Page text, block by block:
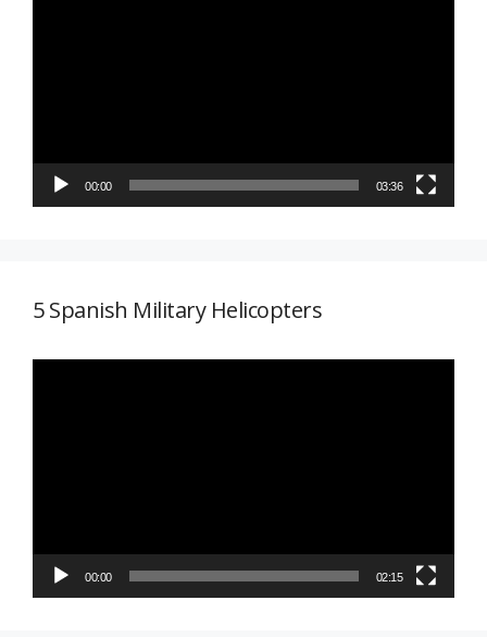
00:00 03:36
5 Spanish Military Helicopters
00:00 02:15